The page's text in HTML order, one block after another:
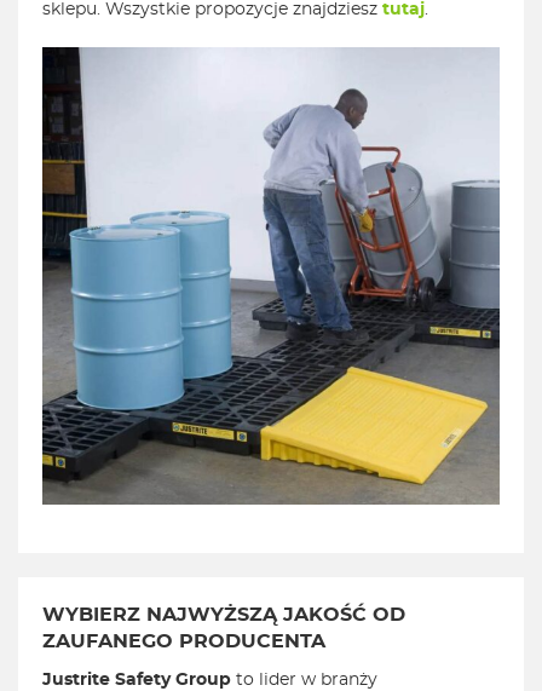
sklepu. Wszystkie propozycje znajdziesz tutaj.
WYBIERZ NAJWYŻSZĄ JAKOŚĆ OD
ZAUFANEGO PRODUCENTA
Justrite Safety Group to lider w branży